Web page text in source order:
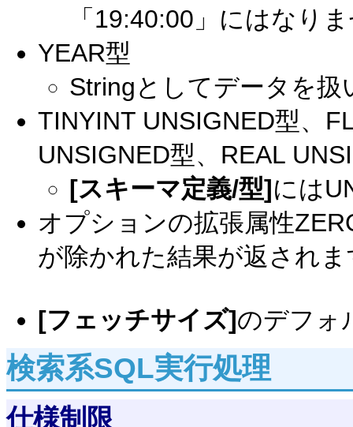
「19:40:00」にはなり
YEAR型
Stringとしてデータを扱
TINYINT UNSIGNED型、
UNSIGNED型、REAL
[スキーマ定義/型]には
オプションの拡張属性
が除かれた結果が返されま
[フェッチサイズ]のデフォ
検索系SQL実行処理
仕様制限